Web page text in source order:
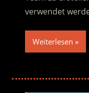
verwendet
Weiterlesen